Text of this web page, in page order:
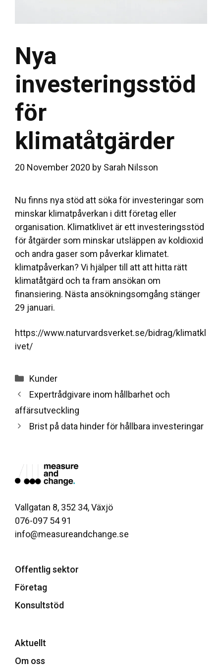
Nya
investeringsstöd
för
klimatåtgärder
20 November 2020 by Sarah Nilsson
Nu finns nya stöd att söka för investeringar som
minskar klimatpåverkan i ditt företag eller
organisation. Klimatklivet är ett investeringsstöd
för åtgärder som minskar utsläppen av koldioxid
och andra gaser som påverkar klimatet.
klimatpåverkan? Vi hjälper till att att hitta rätt
klimatåtgärd och ta fram ansökan om
finansiering. Nästa ansökningsomgång stänger
29 januari.
https://www.naturvardsverket.se/bidrag/klimatkl
ivet/
Categories
Kunder
Expertrådgivare inom hållbarhet och
affärsutveckling
Brist på data hinder för hållbara investeringar
Vallgatan 8, 352 34, Växjö
076-097 54 91
info@measureandchange.se
Offentlig sektor
Företag
Konsultstöd
Aktuellt
Om oss